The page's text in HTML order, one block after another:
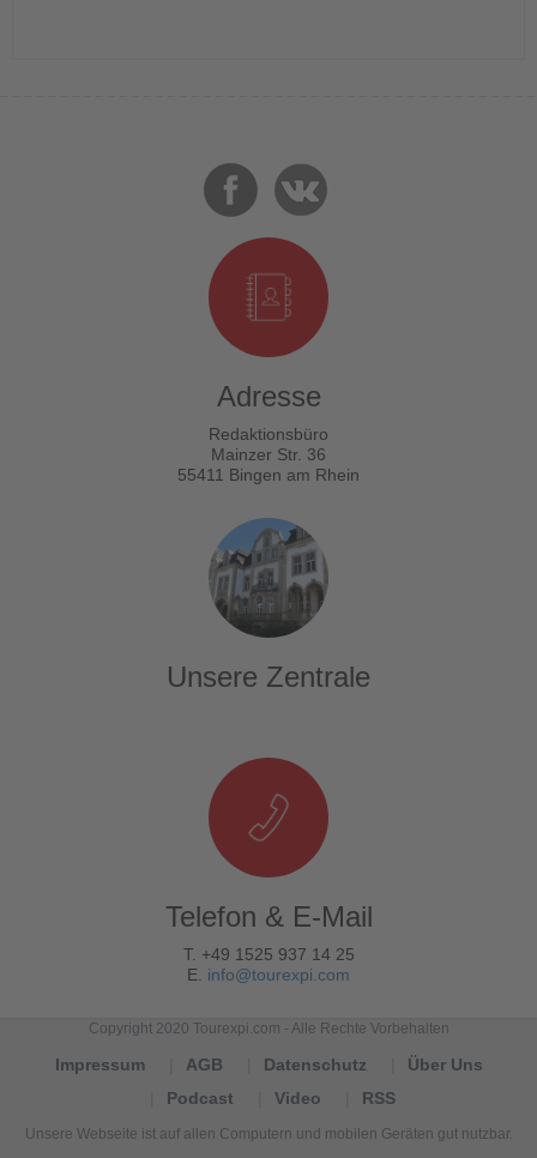
Adresse
Redaktionsbüro
Mainzer Str. 36
55411 Bingen am Rhein
Unsere Zentrale
Telefon & E-Mail
T. +49 1525 937 14 25
E. info@tourexpi.com
Copyright 2020 Tourexpi.com - Alle Rechte Vorbehalten
Impressum AGB Datenschutz
Über Uns
Podcast
Video RSS
Unsere Webseite ist auf allen Computern und mobilen Geräten gut nutzbar.